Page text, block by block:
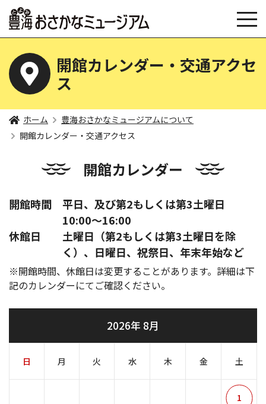
開館カレンダー・交通アクセ
ス
ホーム
豊海おさかなミュージアムについて
開館カレンダー・交通アクセス
開館カレンダー
開館時間
平日、及び第2もしくは第3土曜日
10:00～16:00
休館日
土曜日（第2もしくは第3土曜日を除
く）、日曜日、祝祭日、年末年始など
※開館時間、休館日は変更することがあります。詳細は下
記のカレンダーにてご確認ください。
2026年 8月
日 月 火 水 木 金 土
1